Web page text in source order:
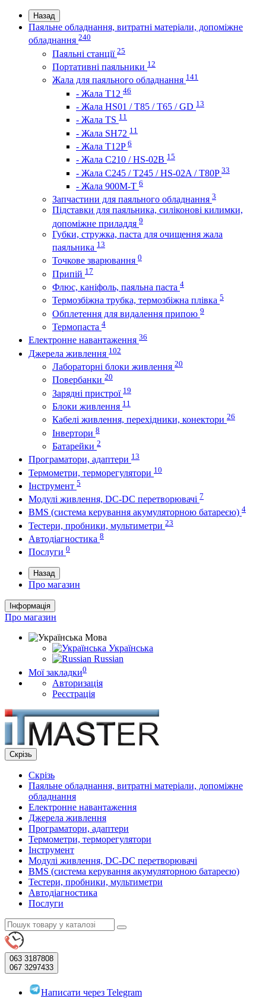
Назад
Паяльне обладнання, витратні матеріали, допоміжне
обладнання 240
Паяльні станції 25
Портативні паяльники 12
Жала для паяльного обладнання 141
- Жала Т12 46
- Жала HS01 / T85 / T65 / GD 13
- Жала TS 11
- Жала SH72 11
- Жала T12P 6
- Жала C210 / HS-02B 15
- Жала C245 / T245 / HS-02A / T80P 33
- Жала 900M-T 6
Запчастини для паяльного обладнання 3
Підставки для паяльника, силіконові килимки,
допоміжне приладдя 9
Губки, стружка, паста для очищення жала
паяльника 13
Точкове зварювання 0
Припій 17
Флюс, каніфоль, паяльна паста 4
Термозбіжна трубка, термозбіжна плівка 5
Обплетення для видалення припою 9
Термопаста 4
Електронне навантаження 36
Джерела живлення 102
Лабораторні блоки живлення 20
Повербанки 20
Зарядні пристрої 19
Блоки живлення 11
Кабелі живлення, перехідники, конектори 26
Інвертори 8
Батарейки 2
Програматори, адаптери 13
Термометри, терморегулятори 10
Інструмент 5
Модулі живлення, DC-DC перетворювачі 7
BMS (система керування акумуляторною батареєю) 4
Тестери, пробники, мультиметри 23
Автодіагностика 8
Послуги 0
Назад
Про магазин
Інформація
Про магазин
Мова
Українська
Russian
Мої закладки0
Авторизація
Реєстрація
Скрізь
Скрізь
Паяльне обладнання, витратні матеріали, допоміжне
обладнання
Електронне навантаження
Джерела живлення
Програматори, адаптери
Термометри, терморегулятори
Інструмент
Модулі живлення, DC-DC перетворювачі
BMS (система керування акумуляторною батареєю)
Тестери, пробники, мультиметри
Автодіагностика
Послуги
063 3187808
067 3297433
Написати через Telegram